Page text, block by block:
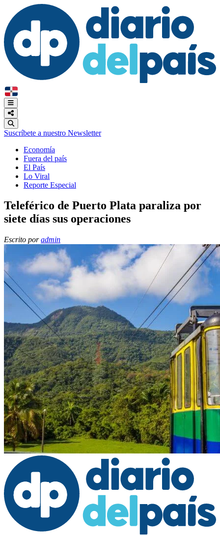
Suscríbete a nuestro Newsletter
Economía
Fuera del país
El País
Lo Viral
Reporte Especial
Teleférico de Puerto Plata paraliza por
siete días sus operaciones
Escrito poradmin